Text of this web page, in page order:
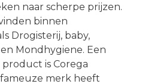
naar scherpe prijzen.
binnen
Drogisterij, baby,
Mondhygiene. Een
is Corega
merk heeft